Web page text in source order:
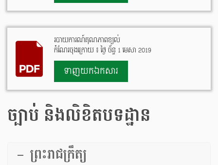
របាយការណ៍គុណភាពខ្យល់
កំណែរចុងក្រោយ ៖ ថ្ងៃ ច័ន្ទ 1 មេសា 2019
ទាញយកឯកសារ
ច្បាប់ និងលិខិតបទដ្ឋាន
ព្រះរាជក្រឹត្យ